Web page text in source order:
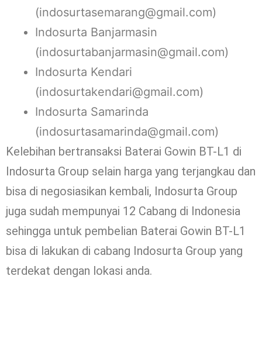
(indosurtasemarang@gmail.com)
Indosurta Banjarmasin
(indosurtabanjarmasin@gmail.com)
Indosurta Kendari
(indosurtakendari@gmail.com)
Indosurta Samarinda
(indosurtasamarinda@gmail.com)
Kelebihan bertransaksi Baterai Gowin BT-L1 di
Indosurta Group selain harga yang terjangkau dan
bisa di negosiasikan kembali, Indosurta Group
juga sudah mempunyai 12 Cabang di Indonesia
sehingga untuk pembelian Baterai Gowin BT-L1
bisa di lakukan di cabang Indosurta Group yang
terdekat dengan lokasi anda.